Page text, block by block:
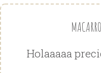
Holaaaaa